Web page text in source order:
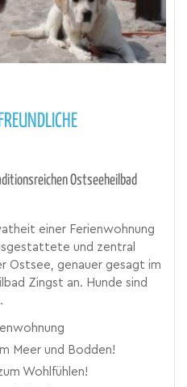
Ostseeheilbad
einer Ferienwohnung
und zentral
Ostsee, genauer gesagt im
Zingst an. Hunde sind
Meer und Bodden!
Wohlfühlen!